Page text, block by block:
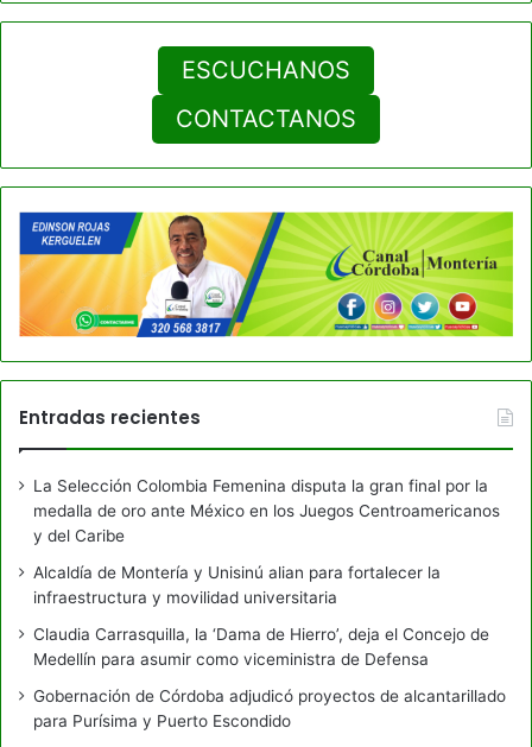
ESCUCHANOS
CONTACTANOS
Entradas recientes
La Selección Colombia Femenina disputa la gran final por la
medalla de oro ante México en los Juegos Centroamericanos
y del Caribe
Alcaldía de Montería y Unisinú alian para fortalecer la
infraestructura y movilidad universitaria
Claudia Carrasquilla, la ‘Dama de Hierro’, deja el Concejo de
Medellín para asumir como viceministra de Defensa
Gobernación de Córdoba adjudicó proyectos de alcantarillado
para Purísima y Puerto Escondido